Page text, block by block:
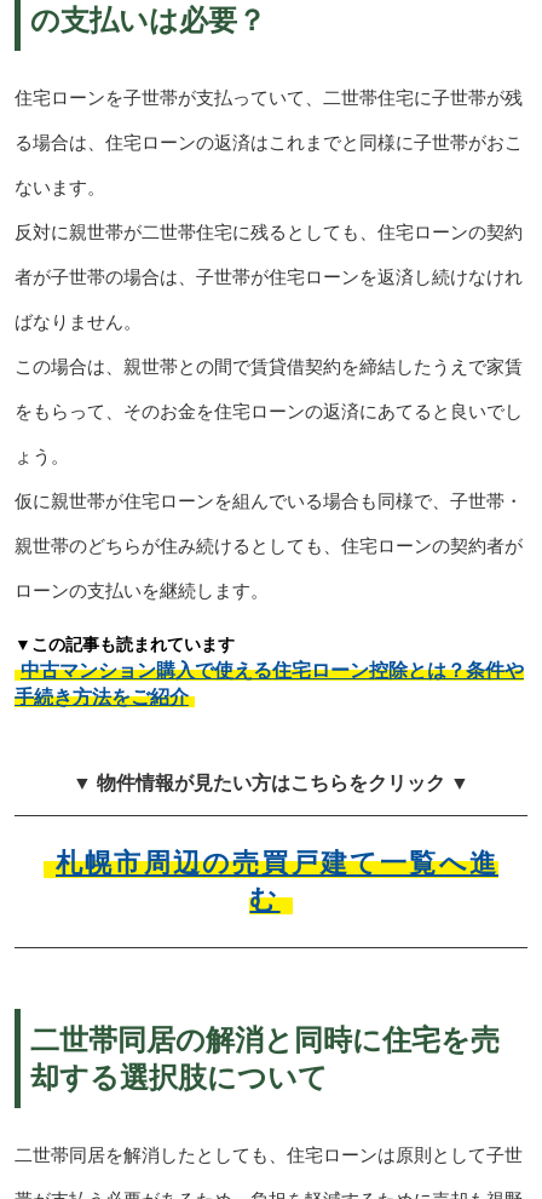
の支払いは必要？
住宅ローンを子世帯が支払っていて、二世帯住宅に子世帯が残
る場合は、住宅ローンの返済はこれまでと同様に子世帯がおこ
ないます。
反対に親世帯が二世帯住宅に残るとしても、住宅ローンの契約
者が子世帯の場合は、子世帯が住宅ローンを返済し続けなけれ
ばなりません。
この場合は、親世帯との間で賃貸借契約を締結したうえで家賃
をもらって、そのお金を住宅ローンの返済にあてると良いでし
ょう。
仮に親世帯が住宅ローンを組んでいる場合も同様で、子世帯・
親世帯のどちらが住み続けるとしても、住宅ローンの契約者が
ローンの支払いを継続します。
▼この記事も読まれています
中古マンション購入で使える住宅ローン控除とは？条件や
手続き方法をご紹介
▼ 物件情報が見たい方はこちらをクリック ▼
札幌市周辺の売買戸建て一覧へ進
む
二世帯同居の解消と同時に住宅を売
却する選択肢について
二世帯同居を解消したとしても、住宅ローンは原則として子世